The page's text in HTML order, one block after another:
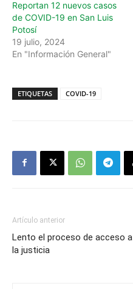
Reportan 12 nuevos casos
de COVID-19 en San Luis
Potosí
19 julio, 2024
En "Información General"
ETIQUETAS COVID-19
Artículo anterior
Lento el proceso de acceso a
la justicia